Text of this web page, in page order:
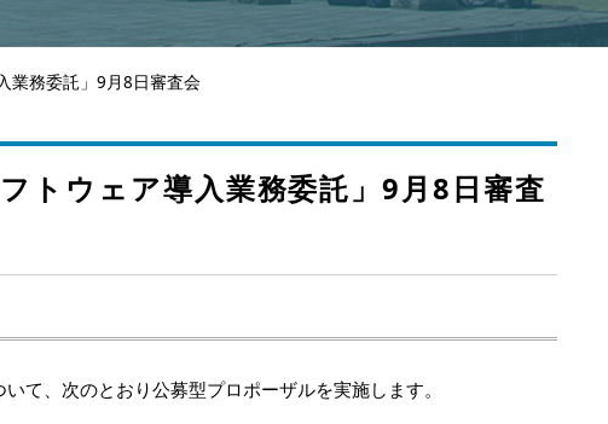
業務委託」9月8日審査会
トウェア導入業務委託」9月8日審査
て、次のとおり公募型プロポーザルを実施します。